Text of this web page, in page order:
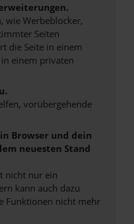
wie Werbeblocker,
Seiten
die Seite in einem
einem privaten
vorübergehende
Browser und dein
neuesten Stand
nicht nur ein
kann auch dazu
Funktionen nicht mehr